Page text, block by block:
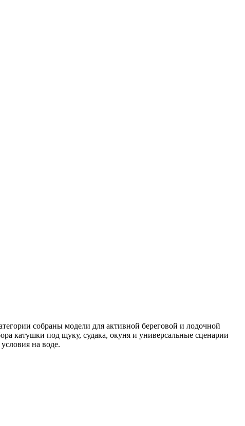
собраны модели для активной береговой и лодочной
катушки под щуку, судака, окуня и универсальные сценарии
на воде.